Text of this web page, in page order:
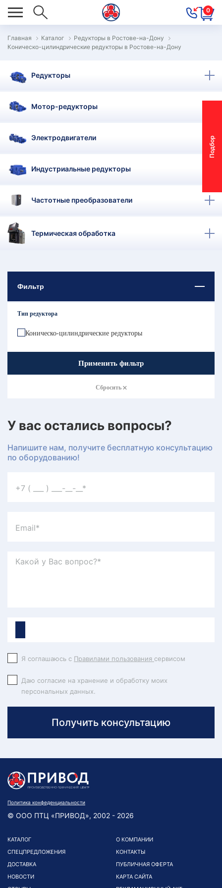
0
П
о
д
б
о
р
м
о
т
о
р
-
р
е
д
у
к
т
о
р
Главная Каталог
Редукторы в Ростове-на-Дону
Коническо-цилиндрические редукторы в Ростове-на-Дону
Редукторы
Мотор-редукторы
Электродвигатели
Индустриальные редукторы
Частотные преобразователи
Термическая обработка
Фильтр
Тип редуктора
Коническо-цилиндрические редукторы
Применить фильтр
Сбросить
У вас остались вопросы?
Напишите нам, получите бесплатную консультацию
по оборудованию!
Я соглашаюсь с Правилами пользования сервисом
Даю согласие на хранение и обработку моих
персональных данных.
Получить консультацию
Политика конфеденциальности
© ООО ПТЦ «ПРИВОД», 2002 - 2026
КАТАЛОГ
СПЕЦПРЕДЛОЖЕНИЯ
ДОСТАВКА
НОВОСТИ
О КОМПАНИИ
КОНТАКТЫ
ПУБЛИЧНАЯ ОФЕРТА
КАРТА САЙТА